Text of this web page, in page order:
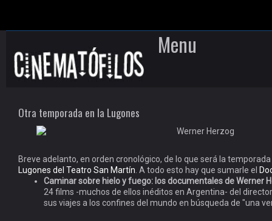
Menu
Otra temporada en la Lugones
Breve adelanto, en orden cronológico, de lo que será la
Lugones del Teatro San Martín. A todo esto hay que sumarle el
Caminar sobre hielo y fuego: los documentales de Werner
24 films -muchos de ellos inéditos en Argentina- del
sus viajes a los confines del mundo en búsqueda de "una